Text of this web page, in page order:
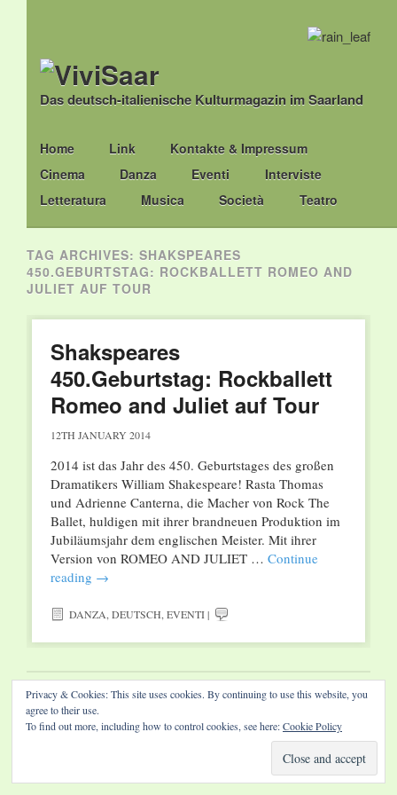
Das deutsch-italienische Kulturmagazin im Saarland
Main menu
Skip
to
content
Home Link
Kontakte & Impressum
Cinema
Danza Eventi
Interviste
Letteratura
Musica Società Teatro
TAG ARCHIVES: SHAKSPEARES
450.GEBURTSTAG: ROCKBALLETT ROMEO AND
JULIET AUF TOUR
Shakspeares
450.Geburtstag: Rockballett
Romeo and Juliet auf Tour
12TH JANUARY 2014
2014 ist das Jahr des 450. Geburtstages des großen
Dramatikers William Shakespeare! Rasta Thomas
und Adrienne Canterna, die Macher von Rock The
Ballet, huldigen mit ihrer brandneuen Produktion im
Jubiläumsjahr dem englischen Meister. Mit ihrer
Version von ROMEO AND JULIET … Continue
reading →
DANZA,DEUTSCH,EVENTI|
Website by Diamond Visions
Privacy & Cookies: This site uses cookies. By continuing to use this website, you
agree to their use.
To find out more, including how to control cookies, see here:Cookie Policy